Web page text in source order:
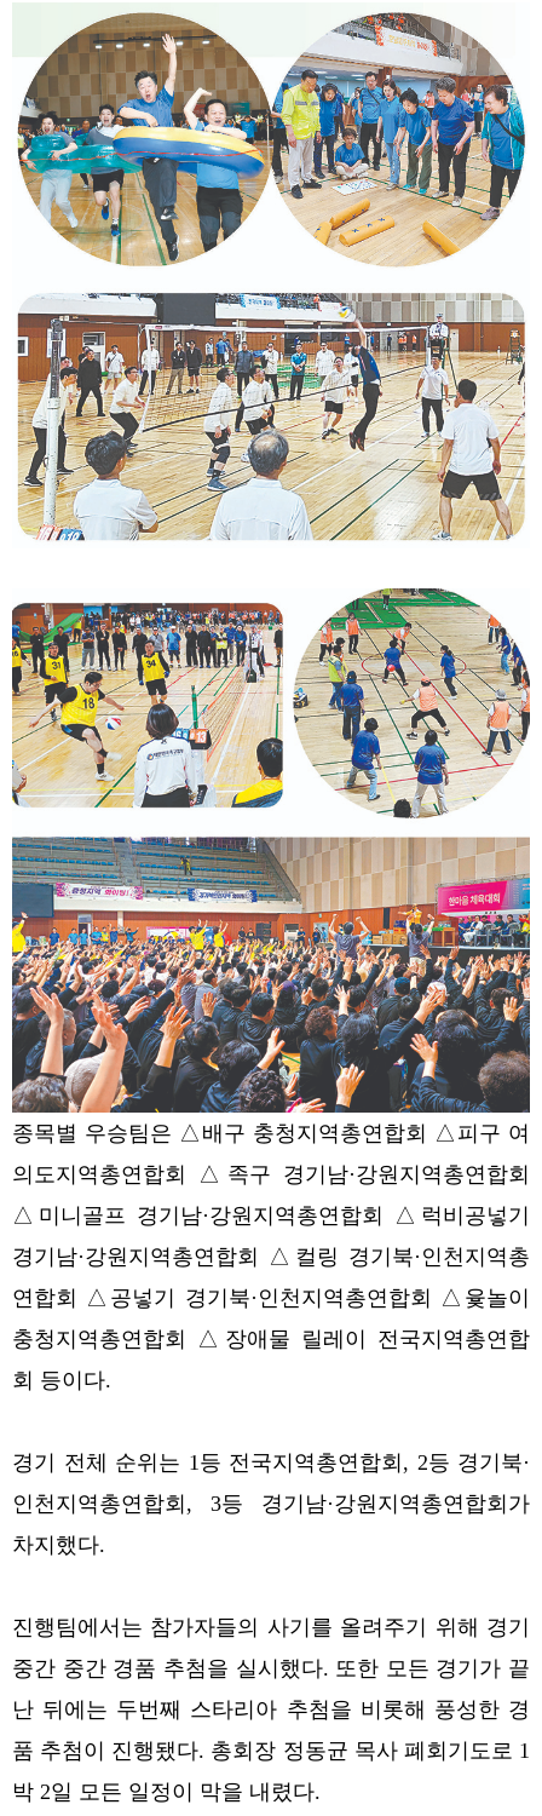
종목별 우승팀은 △배구 충청지역총연합회 △피구 여
의도지역총연합회 △족구 경기남·강원지역총연합회
△미니골프 경기남·강원지역총연합회 △럭비공넣기
경기남·강원지역총연합회 △컬링 경기북·인천지역총
연합회 △공넣기 경기북·인천지역총연합회 △윷놀이
충청지역총연합회 △장애물 릴레이 전국지역총연합
회 등이다.
경기 전체 순위는 1등 전국지역총연합회, 2등 경기북·
인천지역총연합회, 3등 경기남·강원지역총연합회가
차지했다.
진행팀에서는 참가자들의 사기를 올려주기 위해 경기
중간 중간 경품 추첨을 실시했다. 또한 모든 경기가 끝
난 뒤에는 두번째 스타리아 추첨을 비롯해 풍성한 경
품 추첨이 진행됐다. 총회장 정동균 목사 폐회기도로 1
박 2일 모든 일정이 막을 내렸다.